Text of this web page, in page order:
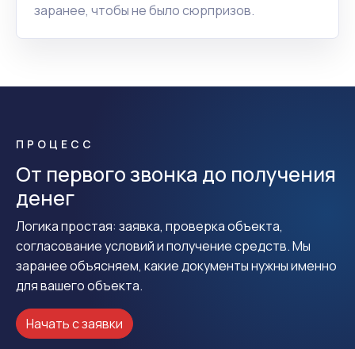
заранее, чтобы не было сюрпризов.
ПРОЦЕСС
От первого звонка до получения
денег
Логика простая: заявка, проверка объекта,
согласование условий и получение средств. Мы
заранее объясняем, какие документы нужны именно
для вашего объекта.
Начать с заявки